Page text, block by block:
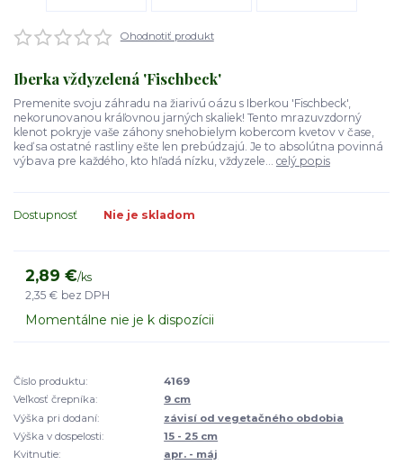
Ohodnotiť produkt
Iberka vždyzelená 'Fischbeck'
Premenite svoju záhradu na žiarivú oázu s Iberkou 'Fischbeck',
nekorunovanou kráľovnou jarných skaliek! Tento mrazuvzdorný
klenot pokryje vaše záhony snehobielym kobercom kvetov v čase,
keď sa ostatné rastliny ešte len prebúdzajú. Je to absolútna povinná
výbava pre každého, kto hľadá nízku, vždyzele... celý popis
Dostupnosť Nie je skladom
2,89 €/ks
2,35 € bez DPH
Momentálne nie je k dispozícii
Číslo produktu:
4169
Veľkosť črepníka:
9 cm
Výška pri dodaní:
závisí od vegetačného obdobia
Výška v dospelosti:
15 - 25 cm
Kvitnutie:
apr. - máj